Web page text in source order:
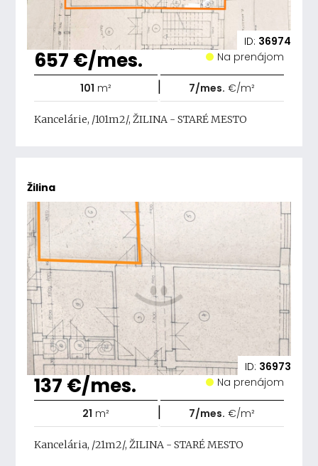
ID: 36974
657 €/mes. Na prenájom
101 m² | 7/mes. €/m²
Kancelárie, /101m2/, ŽILINA - STARÉ MESTO
Žilina
ID: 36973
137 €/mes. Na prenájom
21 m² | 7/mes. €/m²
Kancelária, /21m2/, ŽILINA - STARÉ MESTO